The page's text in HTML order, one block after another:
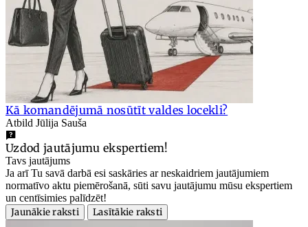
Kā komandējumā nosūtīt valdes locekli?
Atbild Jūlija Sauša
Uzdod jautājumu ekspertiem!
Tavs jautājums
Ja arī Tu savā darbā esi saskāries ar neskaidriem jautājumiem
normatīvo aktu piemērošanā, sūti savu jautājumu mūsu ekspertiem
un centīsimies palīdzēt!
Jaunākie raksti
Lasītākie raksti